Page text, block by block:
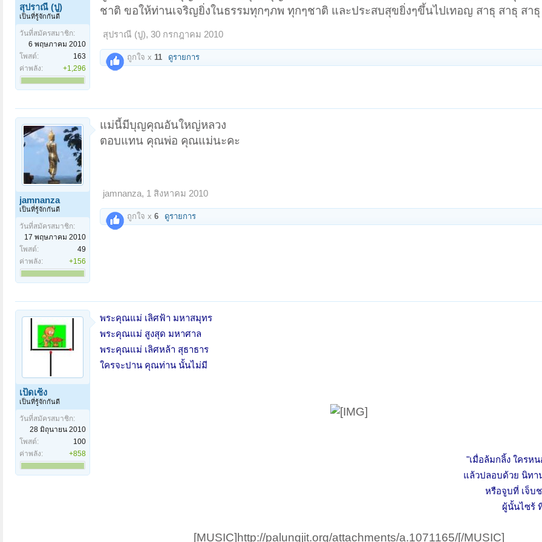
สุปราณี (ปู)
เป็นที่รู้จักกันดี
วันที่สมัครสมาชิก:
6 พฤษภาคม 2010
โพสต์:
163
ค่าพลัง:
+1,296
ชาติ ขอให้ท่านเจริญยิ่งในธรรมทุกๆภพ ทุกๆชาติ และประสบสุขยิ่งๆขึ้นไปเทอญ สาธุ สาธุ สาธุ
สุปราณี (ปู), 30 กรกฎาคม 2010
ถูกใจ x 11 ดูรายการ
jamnanza
เป็นที่รู้จักกันดี
วันที่สมัครสมาชิก:
17 พฤษภาคม 2010
โพสต์:
49
ค่าพลัง:
+156
แม่นี้มีบุญคุณอันใหญ่หลวง
ตอบแทน คุณพ่อ คุณแม่นะคะ
jamnanza, 1 สิงหาคม 2010
ถูกใจ x 6 ดูรายการ
เป็ดเซ็ง
เป็นที่รู้จักกันดี
วันที่สมัครสมาชิก:
28 มิถุนายน 2010
โพสต์:
100
ค่าพลัง:
+858
พระคุณแม่ เลิศฟ้า มหาสมุทร
พระคุณแม่ สูงสุด มหาศาล
พระคุณแม่ เลิศหล้า สุธาธาร
ใครจะปาน คุณท่าน นั้นไม่มี
"เมื่อล้มกลิ้ง ใครหน
แล้วปลอบด้วย นิท
หรือจูบที่ เจ็บ
ผู้นั้นไซร้
[MUSIC]http://palungjit.org/attachments/a.1071165/[/MUSIC]​